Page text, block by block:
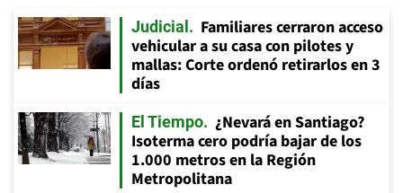
Judicial
Familiares cerraron acceso
vehicular a su casa con pilotes y
mallas: Corte ordenó retirarlos en 3
días
El Tiempo
¿Nevará en Santiago?
Isoterma cero podría bajar de los
1.000 metros en la Región
Metropolitana